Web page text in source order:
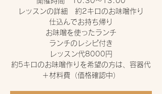
レッスンの詳細 約2キロのお味噌作り
仕込んでお持ち帰り
お味噌を使ったランチ
ランチのレシピ付き
レッスン代8000円
約5キロのお味噌作りを希望の方は、容器代